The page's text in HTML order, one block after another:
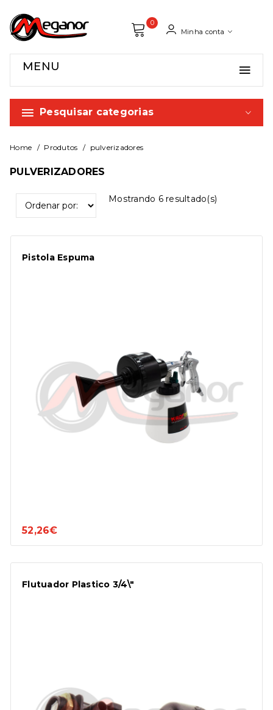
0
Minha conta
MENU
Pesquisar categorias
Home Produtos pulverizadores
PULVERIZADORES
Mostrando 6resultado(s)
Pistola Espuma
52,26€
Flutuador Plastico 3/4\"